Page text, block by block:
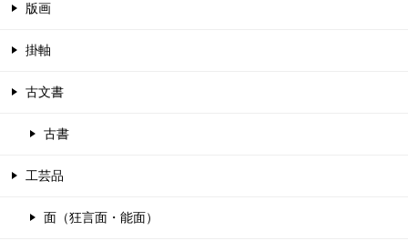
版画
掛軸
古文書
古書
工芸品
面（狂言面・能面）